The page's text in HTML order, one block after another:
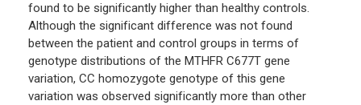
found to be significantly higher than healthy controls.
Although the significant difference was not found
between the patient and control groups in terms of
genotype distributions of the MTHFR C677T gene
variation, CC homozygote genotype of this gene
variation was observed significantly more than other